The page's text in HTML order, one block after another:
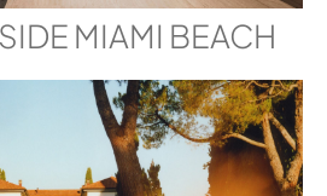
MIAMI BEACH